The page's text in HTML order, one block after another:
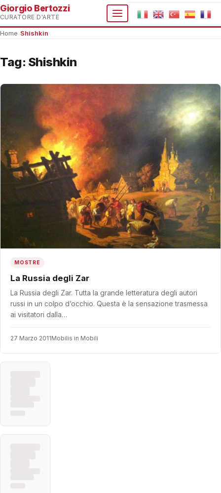
Giorgio Bertozzi
CURATORE D'ARTE
Home Shishkin
Tag: Shishkin
MOSTRE
La Russia degli Zar
La Russia degli Zar. Tutta la grande letteratura degli autori
russi in un colpo d’occhio. Questa è la sensazione trasmessa
ai visitatori dalla…
27 Marzo 2011Mobilis in Mobili